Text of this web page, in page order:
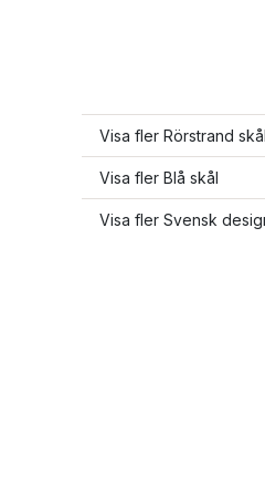
Visa fler Rörstrand skål
Visa fler Blå skål
Visa fler Svensk